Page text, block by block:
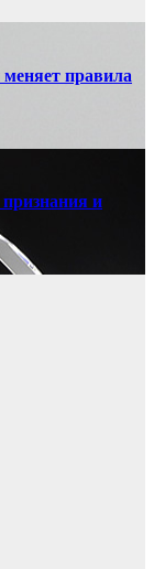
правила
признания и